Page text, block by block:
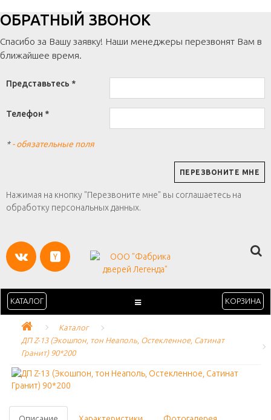
ОБРАТНЫЙ ЗВОНОК
Спасибо за Вашу заявку! Наши менеджеры перезвонят Вам в
ближайшее время.
Представьтесь *
Телефон *
*- обязательные поля
Нажимая на кнопку "Перезвоните мне" вы соглашаетесь на
обработку персональных данных.
КАТАЛОГ КОРЗИНА
Каталог
ДП Z-13 (Экошпон, тон Неаполь, Остекленное, Сатинат
Гранит) 90*200